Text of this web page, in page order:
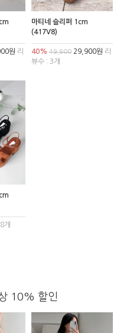
원 리
마티네 슬리퍼 1cm
(417V8)
40% 49,90029,900원 리
뷰수 : 3개
개
10% 할인